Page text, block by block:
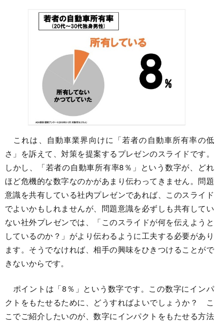
これは、自動車業界向けに「若者の自動車所有率の低
さ」を訴えて、対策を提案するプレゼンのスライドです。
しかし、「若者の自動車所有率8％」という数字が、どれ
ほど危機的な数字なのかがあまり伝わってきません。問題
意識を共有している社内プレゼンであれば、このスライド
でよいかもしれませんが、問題意識を必ずしも共有してい
ない社外プレゼンでは、「このスライドが何を伝えようと
しているのか？」がより伝わるように工夫する必要があり
ます。そうでなければ、相手の興味をひきつけることがで
きないからです。
ポイントは「8％」という数字です。この数字にインパ
クトをもたせるために、どうすればよいでしょうか？ こ
こでご紹介したいのが、数字にインパクトをもたせる方法